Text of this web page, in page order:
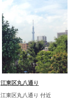
江東区丸八通り
江東区丸八通り 付近